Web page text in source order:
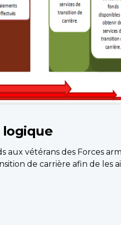
logique
vétérans des Forces
de carrière afin de les